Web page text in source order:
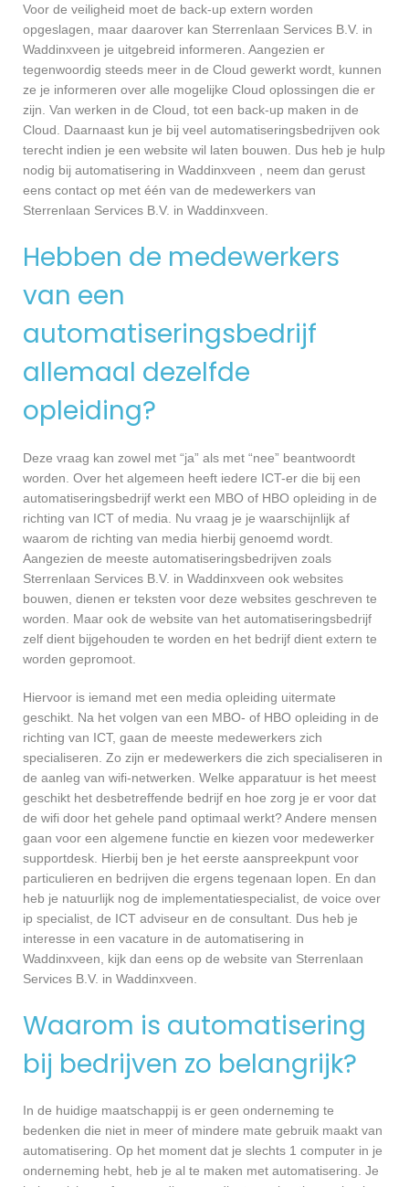
Voor de veiligheid moet de back-up extern worden
opgeslagen, maar daarover kan Sterrenlaan Services B.V. in
Waddinxveen je uitgebreid informeren. Aangezien er
tegenwoordig steeds meer in de Cloud gewerkt wordt, kunnen
ze je informeren over alle mogelijke Cloud oplossingen die er
zijn. Van werken in de Cloud, tot een back-up maken in de
Cloud. Daarnaast kun je bij veel automatiseringsbedrijven ook
terecht indien je een website wil laten bouwen. Dus heb je hulp
nodig bij automatisering in Waddinxveen , neem dan gerust
eens contact op met één van de medewerkers van
Sterrenlaan Services B.V. in Waddinxveen.
Hebben de medewerkers
van een
automatiseringsbedrijf
allemaal dezelfde
opleiding?
Deze vraag kan zowel met “ja” als met “nee” beantwoordt
worden. Over het algemeen heeft iedere ICT-er die bij een
automatiseringsbedrijf werkt een MBO of HBO opleiding in de
richting van ICT of media. Nu vraag je je waarschijnlijk af
waarom de richting van media hierbij genoemd wordt.
Aangezien de meeste automatiseringsbedrijven zoals
Sterrenlaan Services B.V. in Waddinxveen ook websites
bouwen, dienen er teksten voor deze websites geschreven te
worden. Maar ook de website van het automatiseringsbedrijf
zelf dient bijgehouden te worden en het bedrijf dient extern te
worden gepromoot.
Hiervoor is iemand met een media opleiding uitermate
geschikt. Na het volgen van een MBO- of HBO opleiding in de
richting van ICT, gaan de meeste medewerkers zich
specialiseren. Zo zijn er medewerkers die zich specialiseren in
de aanleg van wifi-netwerken. Welke apparatuur is het meest
geschikt het desbetreffende bedrijf en hoe zorg je er voor dat
de wifi door het gehele pand optimaal werkt? Andere mensen
gaan voor een algemene functie en kiezen voor medewerker
supportdesk. Hierbij ben je het eerste aanspreekpunt voor
particulieren en bedrijven die ergens tegenaan lopen. En dan
heb je natuurlijk nog de implementatiespecialist, de voice over
ip specialist, de ICT adviseur en de consultant. Dus heb je
interesse in een vacature in de automatisering in
Waddinxveen, kijk dan eens op de website van Sterrenlaan
Services B.V. in Waddinxveen.
Waarom is automatisering
bij bedrijven zo belangrijk?
In de huidige maatschappij is er geen onderneming te
bedenken die niet in meer of mindere mate gebruik maakt van
automatisering. Op het moment dat je slechts 1 computer in je
onderneming hebt, heb je al te maken met automatisering. Je